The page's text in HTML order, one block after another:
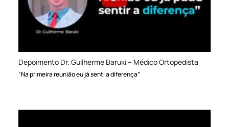
Depoimento Dr. Guilherme Baruki – Médico Ortopedista
“Na primeira reunião eu já senti a diferença”